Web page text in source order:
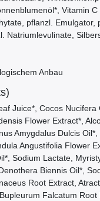
Vitamin
pflanzl. Emulgator,
Natriumlevulinate,
Anbau
Juice*, Cocos Nucifera
Flower Extract*,
Amygdalus Dulcis
Angustifolia Flower
Sodium Lactate,
Biennis Oil*,
Root Extract,
Falcatum